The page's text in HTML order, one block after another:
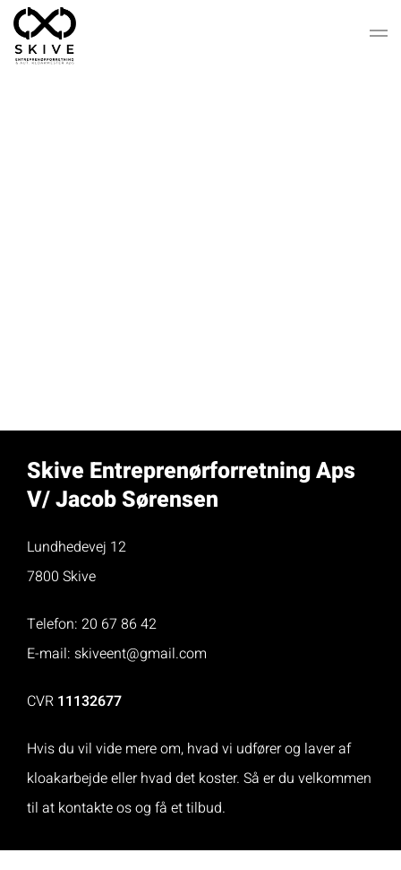
Gå til hovedindhold
Skive Entreprenørforretning Aps
V/ Jacob Sørensen
Lundhedevej 12
7800 Skive
Telefon: 20 67 86 42
E-mail: skiveent@gmail.com
CVR 11132677
Hvis du vil vide mere om, hvad vi udfører og laver af
kloakarbejde eller hvad det koster. Så er du velkommen
til at kontakte os og få et tilbud.